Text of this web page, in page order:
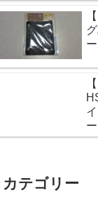
ー
ー
カテゴリー